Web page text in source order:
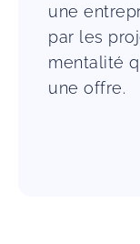
une
par les
mentalité
une offre.